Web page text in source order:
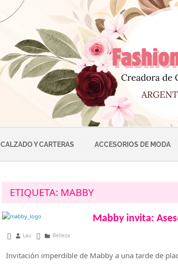
CALZADO Y CARTERAS ACCESORIOS DE MODA
ETIQUETA: MABBY
Mabby invita:
marzo 1, 2013
Lau Belleza
Invitación imperdible de Mabby a una tarde de